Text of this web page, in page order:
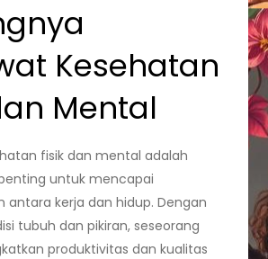
Kesehatan
Mental
fisik dan mental adalah
untuk mencapai
antara kerja dan hidup. Dengan
tubuh dan pikiran, seseorang
produktivitas dan kualitas